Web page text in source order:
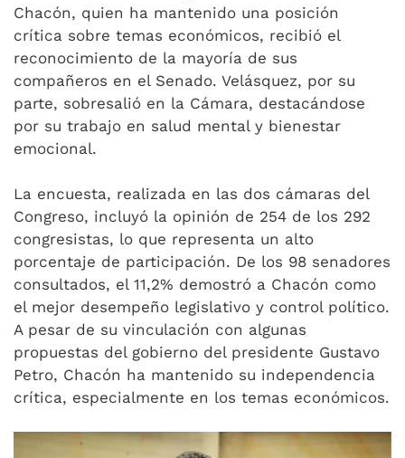
Chacón, quien ha mantenido una posición
crítica sobre temas económicos, recibió el
reconocimiento de la mayoría de sus
compañeros en el Senado. Velásquez, por su
parte, sobresalió en la Cámara, destacándose
por su trabajo en salud mental y bienestar
emocional.
La encuesta, realizada en las dos cámaras del
Congreso, incluyó la opinión de 254 de los 292
congresistas, lo que representa un alto
porcentaje de participación. De los 98 senadores
consultados, el 11,2% demostró a Chacón como
el mejor desempeño legislativo y control político.
A pesar de su vinculación con algunas
propuestas del gobierno del presidente Gustavo
Petro, Chacón ha mantenido su independencia
crítica, especialmente en los temas económicos.